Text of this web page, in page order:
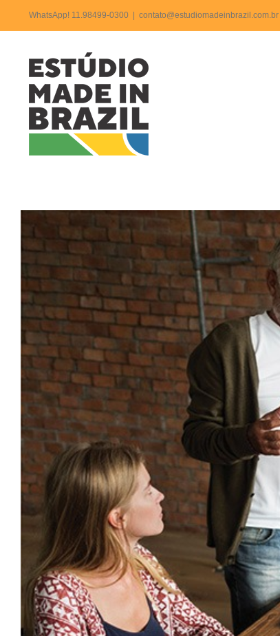
para
conteúdo
WhatsApp! 11.98499-0300 contato@estudiomadeinbrazil.com.br
Larger
Image